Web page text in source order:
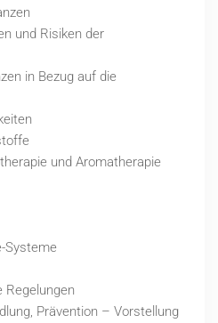
und Risiken der
in Bezug auf die
und Aromatherapie
Systeme
Prävention – Vorstellung